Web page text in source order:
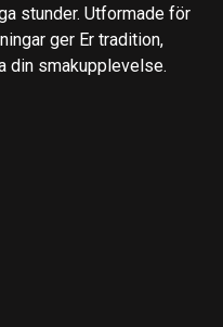
stunder. Utformade för
ger Er tradition,
din smakupplevelse.